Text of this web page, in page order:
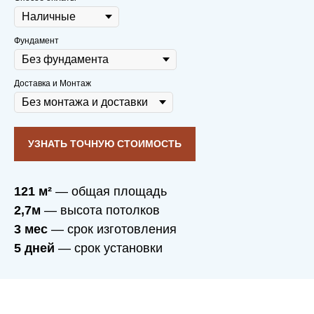
Фундамент
Доставка и Монтаж
УЗНАТЬ ТОЧНУЮ СТОИМОСТЬ
121 м² — общая площадь
2,7м — высота потолков
3 мес — срок изготовления
5 дней — срок установки
дополнительного освещения
не требуется.
Продуманная система вентиляции
пропускает достаточно воздуха для